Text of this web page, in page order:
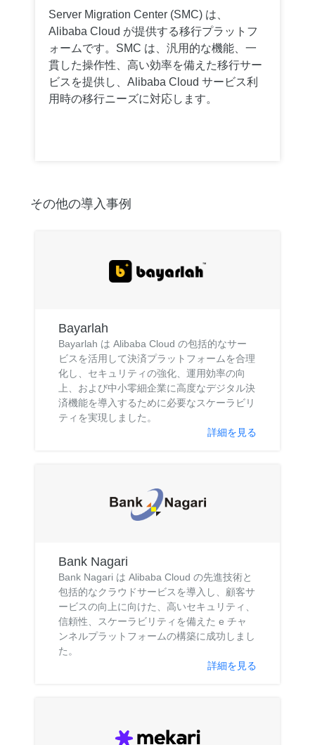
Server Migration Center (SMC) は、
Alibaba Cloud が提供する移行プラットフ
ォームです。SMC は、汎用的な機能、一
貫した操作性、高い効率を備えた移行サー
ビスを提供し、Alibaba Cloud サービス利
用時の移行ニーズに対応します。
その他の導入事例
Bayarlah
Bayarlah は Alibaba Cloud の包括的なサー
ビスを活用して決済プラットフォームを合理
化し、セキュリティの強化、運用効率の向
上、および中小零細企業に高度なデジタル決
済機能を導入するために必要なスケーラビリ
ティを実現しました。
詳細を見る
Bank Nagari
Bank Nagari は Alibaba Cloud の先進技術と
包括的なクラウドサービスを導入し、顧客サ
ービスの向上に向けた、高いセキュリティ、
信頼性、スケーラビリティを備えた e チャ
ンネルプラットフォームの構築に成功しまし
た。
詳細を見る